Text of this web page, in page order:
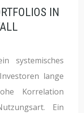
IN
systemisches
lange
Korrelation
Ein